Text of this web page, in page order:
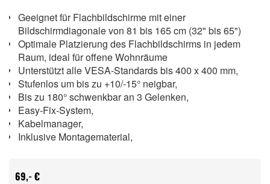
Geeignet für Flachbildschirme mit einer
Bildschirmdiagonale von 81 bis 165 cm (32" bis 65")
Optimale Platzierung des Flachbildschirms in jedem
Raum, ideal für offene Wohnräume
Unterstützt alle VESA-Standards bis 400 x 400 mm,
Stufenlos um bis zu +10/-15° neigbar,
Bis zu 180° schwenkbar an 3 Gelenken,
Easy-Fix-System,
Kabelmanager,
Inklusive Montagematerial,
69,- €